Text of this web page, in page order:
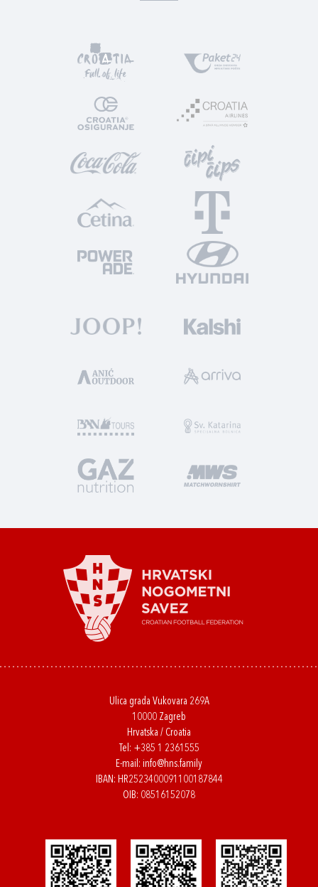
Ulica grada Vukovara 269A
10000 Zagreb
Hrvatska / Croatia
Tel: +385 1 2361555
E-mail: info@hns.family
IBAN: HR2523400091100187844
OIB: 08516152078